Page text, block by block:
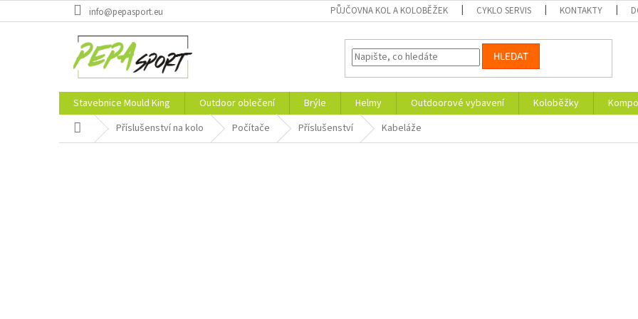
na
info@pepasport.eu PŮJČOVNA KOL A KOLOBĚŽEK CYKLO SERVIS KONTAKTY
HLEDAT
Stavebnice Mould King Outdoor oblečení Brýle Helmy Outdoorové vybavení Koloběžky
Domů Příslušenství na kolo Počítače Příslušenství Kabeláže